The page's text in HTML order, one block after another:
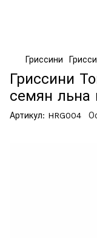
Гриссини
Гриссини
семян льна
Артикул: HRG004